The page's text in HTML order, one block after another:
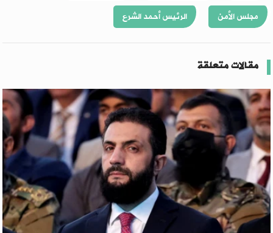
مجلس الأمن
الرئيس أحمد الشرع
مقالات متعلقة